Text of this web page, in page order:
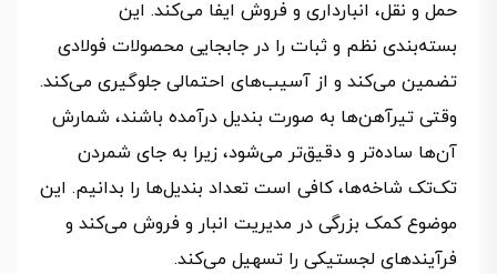
حمل‌ و نقل، انبارداری و فروش ایفا می‌کند. این
بسته‌بندی نظم و ثبات را در جابجایی محصولات فولادی
تضمین می‌کند و از آسیب‌های احتمالی جلوگیری می‌کند.
وقتی تیرآهن‌ها به صورت بندیل درآمده باشند، شمارش
آن‌ها ساده‌تر و دقیق‌تر می‌شود، زیرا به جای شمردن
تک‌تک شاخه‌ها، کافی است تعداد بندیل‌ها را بدانیم. این
موضوع کمک بزرگی در مدیریت انبار و فروش می‌کند و
فرآیندهای لجستیکی را تسهیل می‌کند.